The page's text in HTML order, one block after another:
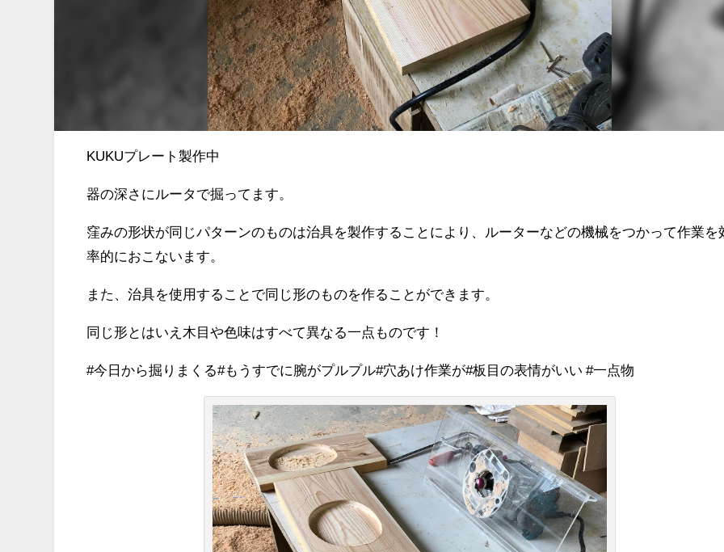
KUKUプレート製作中
器の深さにルータで掘ってます。
窪みの形状が同じパターンのものは治具を製作することにより、ルーターなどの機械をつかって作業を
率的におこないます。
また、治具を使用することで同じ形のものを作ることができます。
同じ形とはいえ木目や色味はすべて異なる一点ものです！
#今日から掘りまくる#もうすでに腕がプルプル#穴あけ作業が#板目の表情がいい #一点物